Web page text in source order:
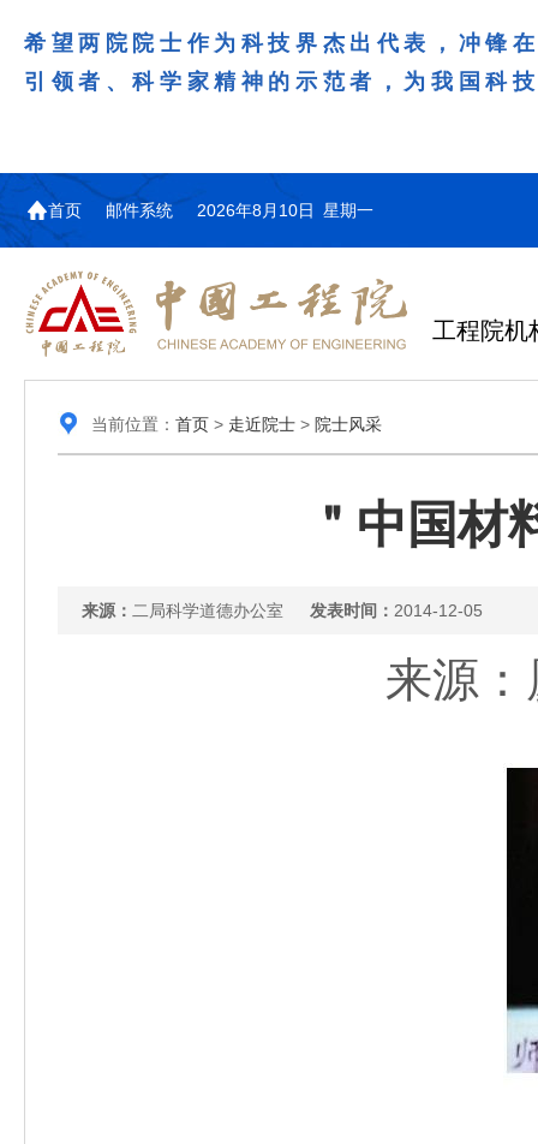
希望两院院士作为科技界杰出代表，冲锋
引领者、科学家精神的示范者，为我国科
首页 邮件系统 2026年8月10日 星期一
工程院机
当前位置： 首页> 走近院士> 院士风采
＂中国材
来源： 二局科学道德办公室 发表时间： 2014-12-05
来源